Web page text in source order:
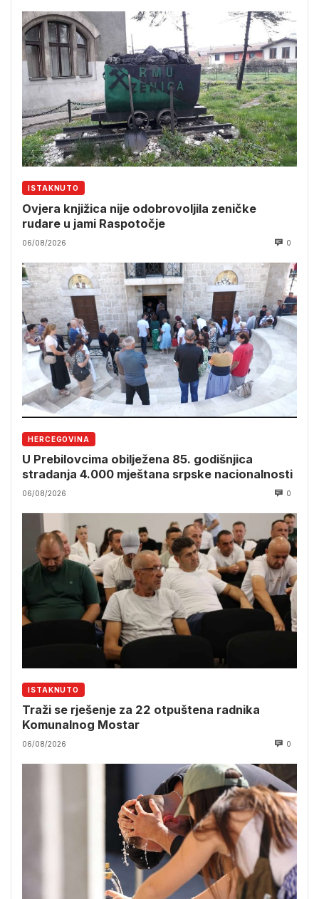
ISTAKNUTO
Ovjera knjižica nije odobrovoljila zeničke
rudare u jami Raspotočje
06/08/2026 0
HERCEGOVINA
U Prebilovcima obilježena 85. godišnjica
stradanja 4.000 mještana srpske nacionalnosti
06/08/2026 0
ISTAKNUTO
Traži se rješenje za 22 otpuštena radnika
Komunalnog Mostar
06/08/2026 0